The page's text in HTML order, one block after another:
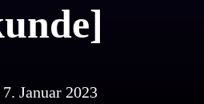
7. Januar 2023